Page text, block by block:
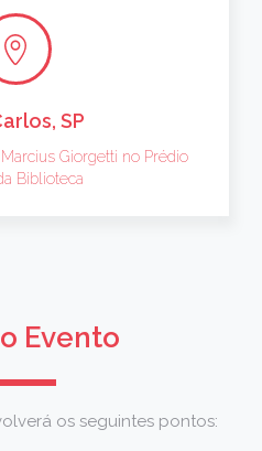
SP
Giorgetti no Prédio
Biblioteca
Evento
os seguintes pontos: